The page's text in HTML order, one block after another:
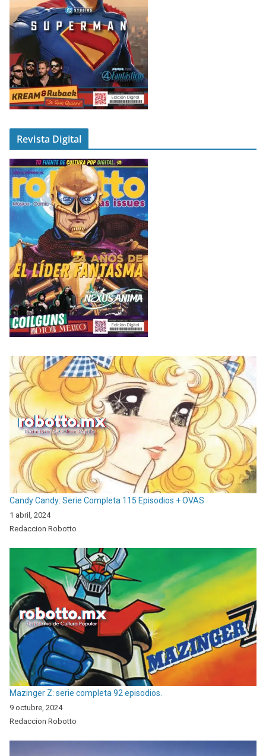
Revista Digital
Candy Candy: Serie Completa 115 Episodios + OVAS
1 abril, 2024
Redaccion Robotto
Mazinger Z: serie completa 92 episodios.
9 octubre, 2024
Redaccion Robotto